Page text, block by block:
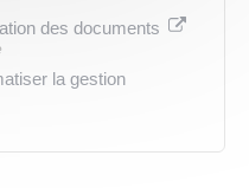
des documents
la gestion